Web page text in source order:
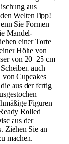
aus
WeltenTipp!
Sie Formen
Mandel-
einer Torte
Höhe von
von 20–25 cm
auch
von Cupcakes
aus der fertig
Figuren
Rolled
aus der
Ziehen Sie an
machen.